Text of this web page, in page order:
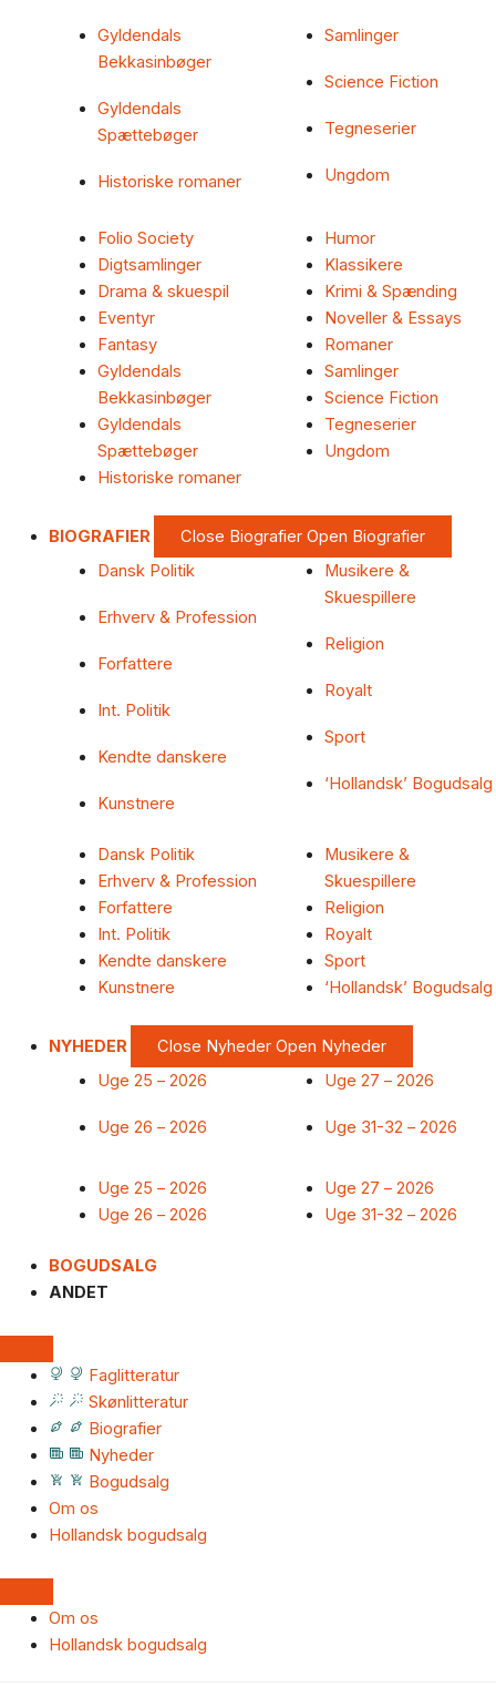
Gyldendals
Bekkasinbøger
Gyldendals
Spættebøger
Historiske romaner
Samlinger
Science Fiction
Tegneserier
Ungdom
Folio Society
Digtsamlinger
Drama & skuespil
Eventyr
Fantasy
Gyldendals
Bekkasinbøger
Gyldendals
Spættebøger
Historiske romaner
Humor
Klassikere
Krimi & Spænding
Noveller & Essays
Romaner
Samlinger
Science Fiction
Tegneserier
Ungdom
BIOGRAFIER Close Biografier Open Biografier
Dansk Politik
Erhverv & Profession
Forfattere
Int. Politik
Kendte danskere
Kunstnere
Musikere &
Skuespillere
Religion
Royalt
Sport
‘Hollandsk’ Bogudsalg
Dansk Politik
Erhverv & Profession
Forfattere
Int. Politik
Kendte danskere
Kunstnere
Musikere &
Skuespillere
Religion
Royalt
Sport
‘Hollandsk’ Bogudsalg
NYHEDER Close Nyheder Open Nyheder
Uge 25 – 2026
Uge 26 – 2026
Uge 27 – 2026
Uge 31-32 – 2026
Uge 25 – 2026
Uge 26 – 2026
Uge 27 – 2026
Uge 31-32 – 2026
BOGUDSALG
ANDET
Faglitteratur
Skønlitteratur
Biografier
Nyheder
Bogudsalg
Om os
Hollandsk bogudsalg
Om os
Hollandsk bogudsalg